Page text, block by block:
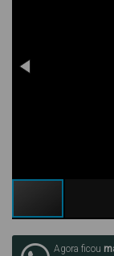
Agora ficou